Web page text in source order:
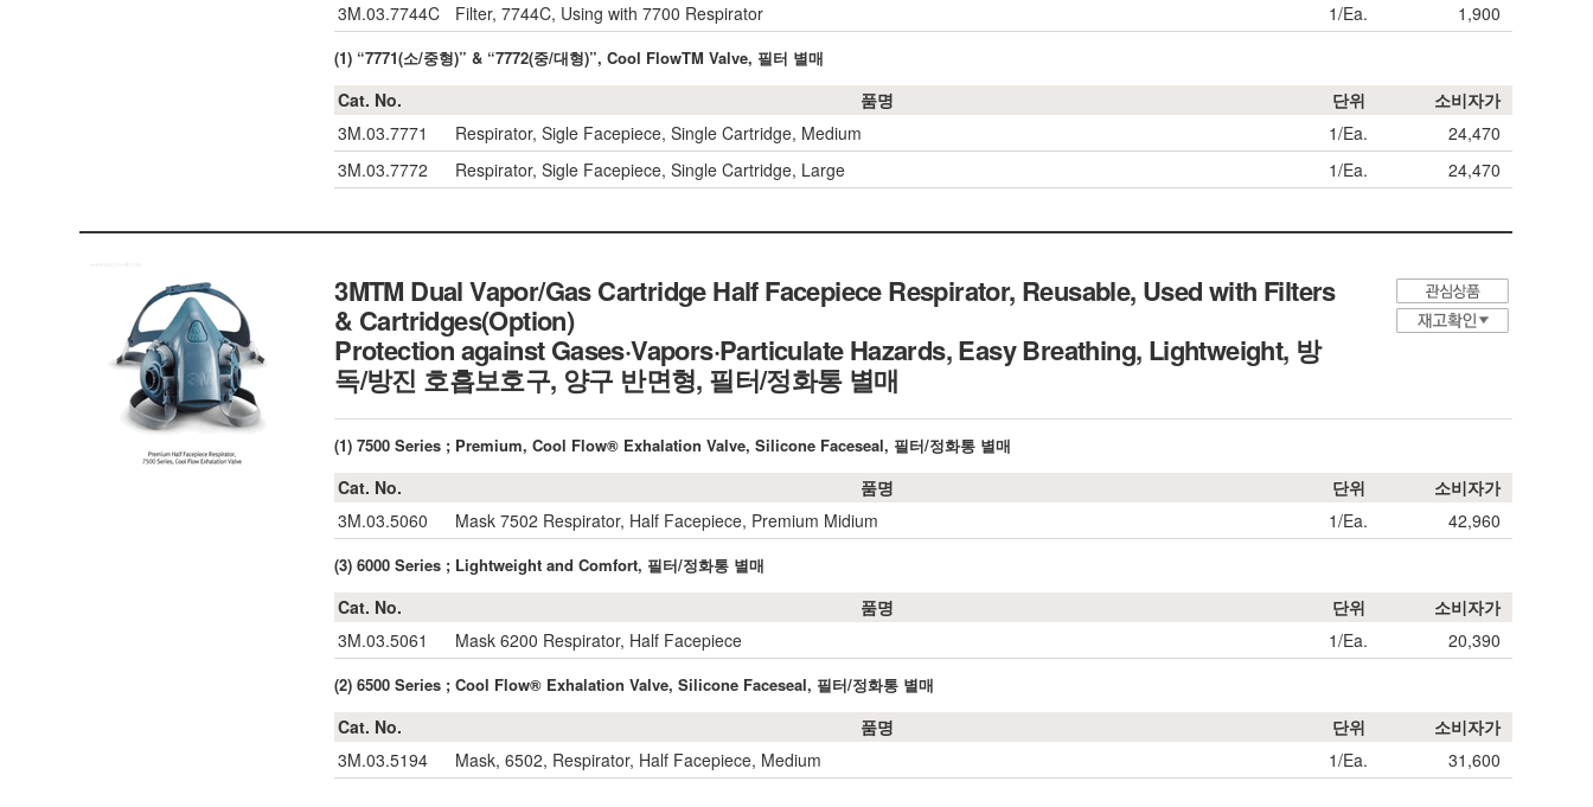
3M.03.7744C
Filter, 7744C, Using with 7700 Respirator 1/Ea. 1,900
(1) “7771(소/중형)” & “7772(중/대형)”, Cool FlowTM Valve, 필터 별매
Cat. No. 품명 단위
소비자가
3M.03.7771
Respirator, Sigle Facepiece, Single Cartridge, Medium 1/Ea.
24,470
3M.03.7772
Respirator, Sigle Facepiece, Single Cartridge, Large 1/Ea. 24,470
3MTM Dual Vapor/Gas Cartridge Half Facepiece Respirator, Reusable, Used with Filters
& Cartridges(Option)
Protection against Gases·Vapors·Particulate Hazards, Easy Breathing, Lightweight, 방
독/방진 호흡보호구, 양구 반면형, 필터/정화통 별매
(1) 7500 Series ; Premium, Cool Flow® Exhalation Valve, Silicone Faceseal, 필터/정화통 별매
Cat. No. 품명 단위
소비자가
3M.03.5060
Mask 7502 Respirator, Half Facepiece, Premium Midium 1/Ea. 42,960
(3) 6000 Series ; Lightweight and Comfort, 필터/정화통 별매
Cat. No. 품명 단위
소비자가
3M.03.5061
Mask 6200 Respirator, Half Facepiece 1/Ea. 20,390
(2) 6500 Series ; Cool Flow® Exhalation Valve, Silicone Faceseal, 필터/정화통 별매
Cat. No. 품명 단위
소비자가
3M.03.5194
Mask, 6502, Respirator, Half Facepiece, Medium 1/Ea. 31,600